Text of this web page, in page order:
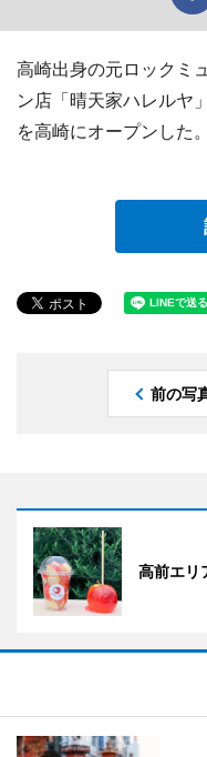
高崎出身の元ロックミ
ン店「晴天家ハレルヤ
を高崎にオープンした。
前の写
高前エリ